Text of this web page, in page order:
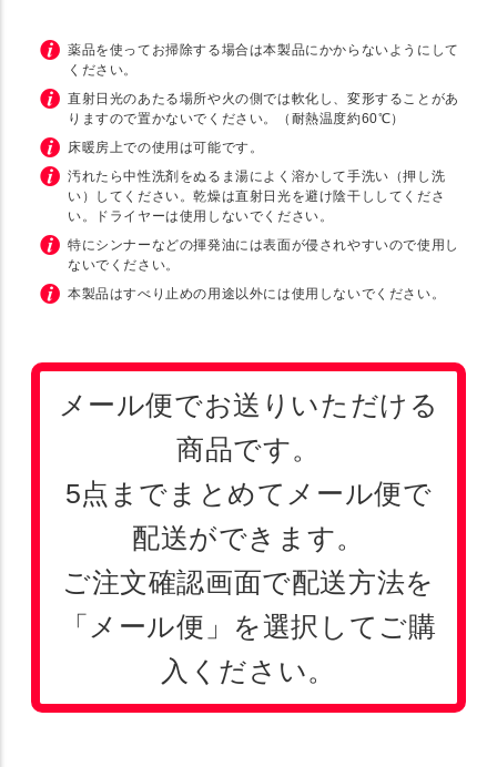
薬品を使ってお掃除する場合は本製品にかからないようにして
ください。
直射日光のあたる場所や火の側では軟化し、変形することがあ
りますので置かないでください。（耐熱温度約60℃）
床暖房上での使用は可能です。
汚れたら中性洗剤をぬるま湯によく溶かして手洗い（押し洗
い）してください。乾燥は直射日光を避け陰干ししてくださ
い。ドライヤーは使用しないでください。
特にシンナーなどの揮発油には表面が侵されやすいので使用し
ないでください。
本製品はすべり止めの用途以外には使用しないでください。
メール便でお送りいただける
商品です。
5点までまとめてメール便で
配送ができます。
ご注文確認画面で配送方法を
「メール便」を選択してご購
入ください。